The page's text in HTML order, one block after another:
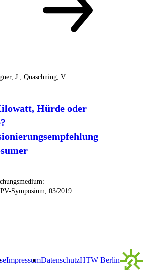
J.; Quaschning, V.
Hürde oder
Symposium, 03/2019
ImpressumDatenschutz­HTW Berlin